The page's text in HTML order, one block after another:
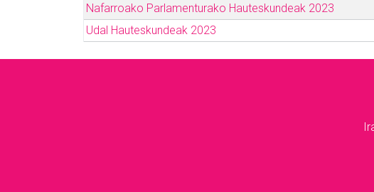
Nafarroako Parlamenturako Hauteskundeak 2023
Udal Hauteskundeak 2023